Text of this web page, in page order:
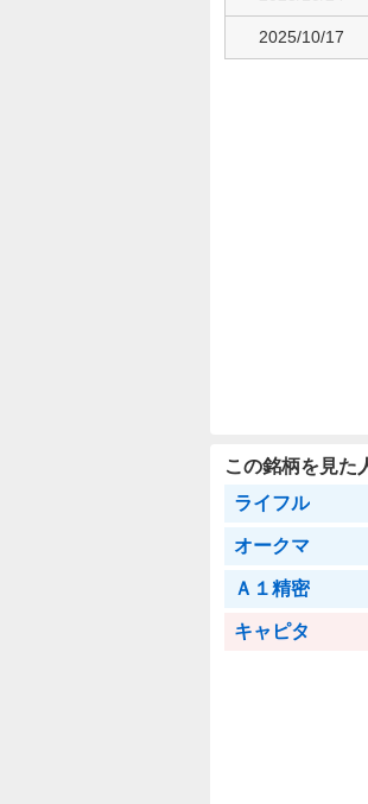
2025/10/17
この銘柄を見た
ライフル
オークマ
Ａ１精密
キャピタ